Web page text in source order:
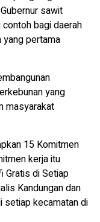
sawit
bagi daerah
yang pertama
yang
masyarakat
15 Komitmen
kerja itu
Gratis di Setiap
Kandungan dan
kecamatan di